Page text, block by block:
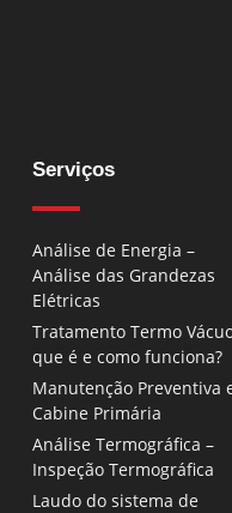
Serviços
Análise de Energia –
Análise das Grandezas
Elétricas
Tratamento Termo
que é e como funciona?
Manutenção Preventiva
Cabine Primária
Análise Termográfica –
Inspeção Termográfica
Laudo do sistema de